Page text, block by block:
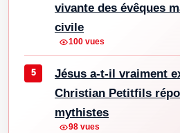
vivante des évêques
civile
100 vues
Jésus a-t-il vraiment
Christian Petitfils
mythistes
98 vues